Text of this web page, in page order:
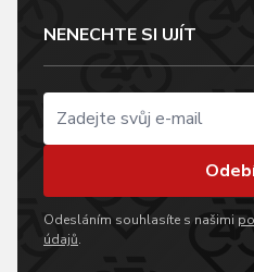
NENECHTE SI UJÍT
Odesláním souhlasíte s našimi
údajů.